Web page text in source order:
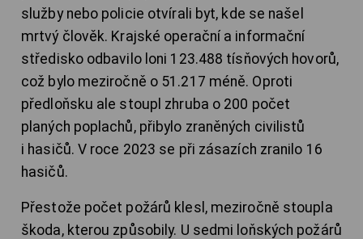
služby nebo policie otvírali byt, kde se našel
mrtvý člověk. Krajské operační a informační
středisko odbavilo loni 123.488 tísňových hovorů,
což bylo meziročně o 51.217 méně. Oproti
předloňsku ale stoupl zhruba o 200 počet
planých poplachů, přibylo zraněných civilistů
i hasičů. V roce 2023 se při zásazích zranilo 16
hasičů.
Přestože počet požárů klesl, meziročně stoupla
škoda, kterou způsobily. U sedmi loňských požárů